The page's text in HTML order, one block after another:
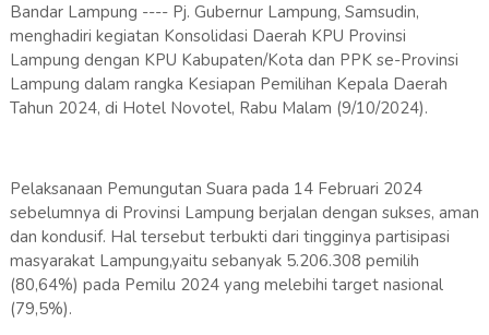
Bandar Lampung ---- Pj. Gubernur Lampung, Samsudin,
menghadiri kegiatan Konsolidasi Daerah KPU Provinsi
Lampung dengan KPU Kabupaten/Kota dan PPK se-Provinsi
Lampung dalam rangka Kesiapan Pemilihan Kepala Daerah
Tahun 2024, di Hotel Novotel, Rabu Malam (9/10/2024).
Pelaksanaan Pemungutan Suara pada 14 Februari 2024
sebelumnya di Provinsi Lampung berjalan dengan sukses, aman
dan kondusif. Hal tersebut terbukti dari tingginya partisipasi
masyarakat Lampung,yaitu sebanyak 5.206.308 pemilih
(80,64%) pada Pemilu 2024 yang melebihi target nasional
(79,5%).